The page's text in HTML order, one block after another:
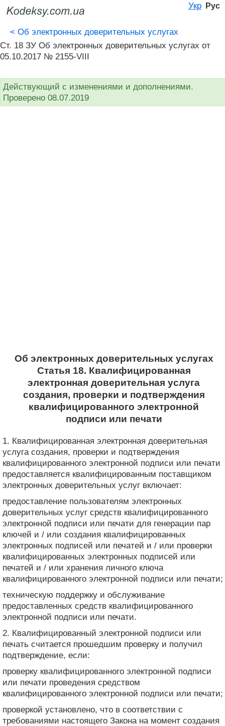
Укр Рус
< Об электронных доверительных услугах
Ст. 18 ЗУ Об электронных доверительных услугах от
05.10.2017 № 2155-VIII
Действующий с изменениями и дополнениями.
Проверено 08.07.2019
Об электронных доверительных услугах
Статья 18. Квалифицированная
электронная доверительная услуга
создания, проверки и подтверждения
квалифицированного электронной
подписи или печати
1. Квалифицированная электронная доверительная
услуга создания, проверки и подтверждения
квалифицированного электронной подписи или печати
предоставляется квалифицированным поставщиком
электронных доверительных услуг включает:
предоставление пользователям электронных
доверительных услуг средств квалифицированного
электронной подписи или печати для генерации пар
ключей и / или создания квалифицированных
электронных подписей или печатей и / или проверки
квалифицированных электронных подписей или
печатей и / или хранения личного ключа
квалифицированного электронной подписи или печати;
техническую поддержку и обслуживание
предоставленных средств квалифицированного
электронной подписи или печати.
2. Квалифицированный электронной подписи или
печать считается прошедшим проверку и получил
подтверждение, если:
проверку квалифицированного электронной подписи
или печати проведения средством
квалифицированного электронной подписи или печати;
проверкой установлено, что в соответствии с
требованиями настоящего Закона на момент создания